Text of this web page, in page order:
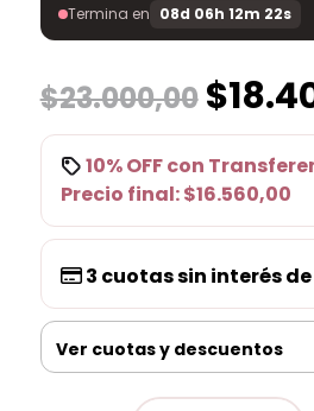
Termina en 08d 06h 12m 22s
$23.000,00
10% OFFcon
Precio final:$16.560,00
3 cuotas sin interés de
Ver cuotas y descuentos